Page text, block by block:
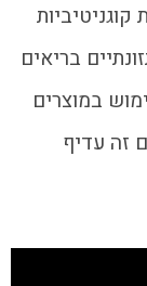
בריאים
במוצרים
זה עדיף